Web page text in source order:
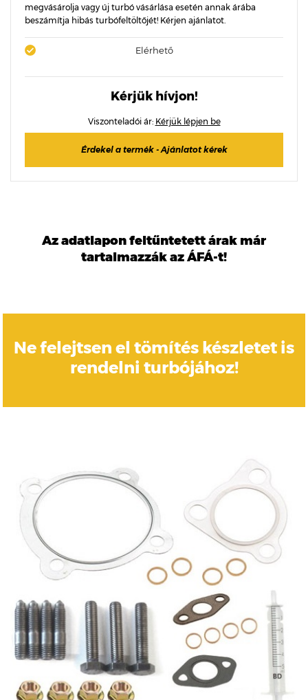
megvásárolja vagy új turbó vásárlása esetén annak árába
beszámítja hibás turbófeltöltőjét! Kérjen ajánlatot.
Elérhető
Kérjük hívjon!
Viszonteladói ár: Kérjük lépjen be
Érdekel a termék - Ajánlatot kérek
Az adatlapon feltűntetett árak már
tartalmazzák az ÁFÁ-t!
Ne felejtsen el tömítés készletet is
rendelni turbójához!